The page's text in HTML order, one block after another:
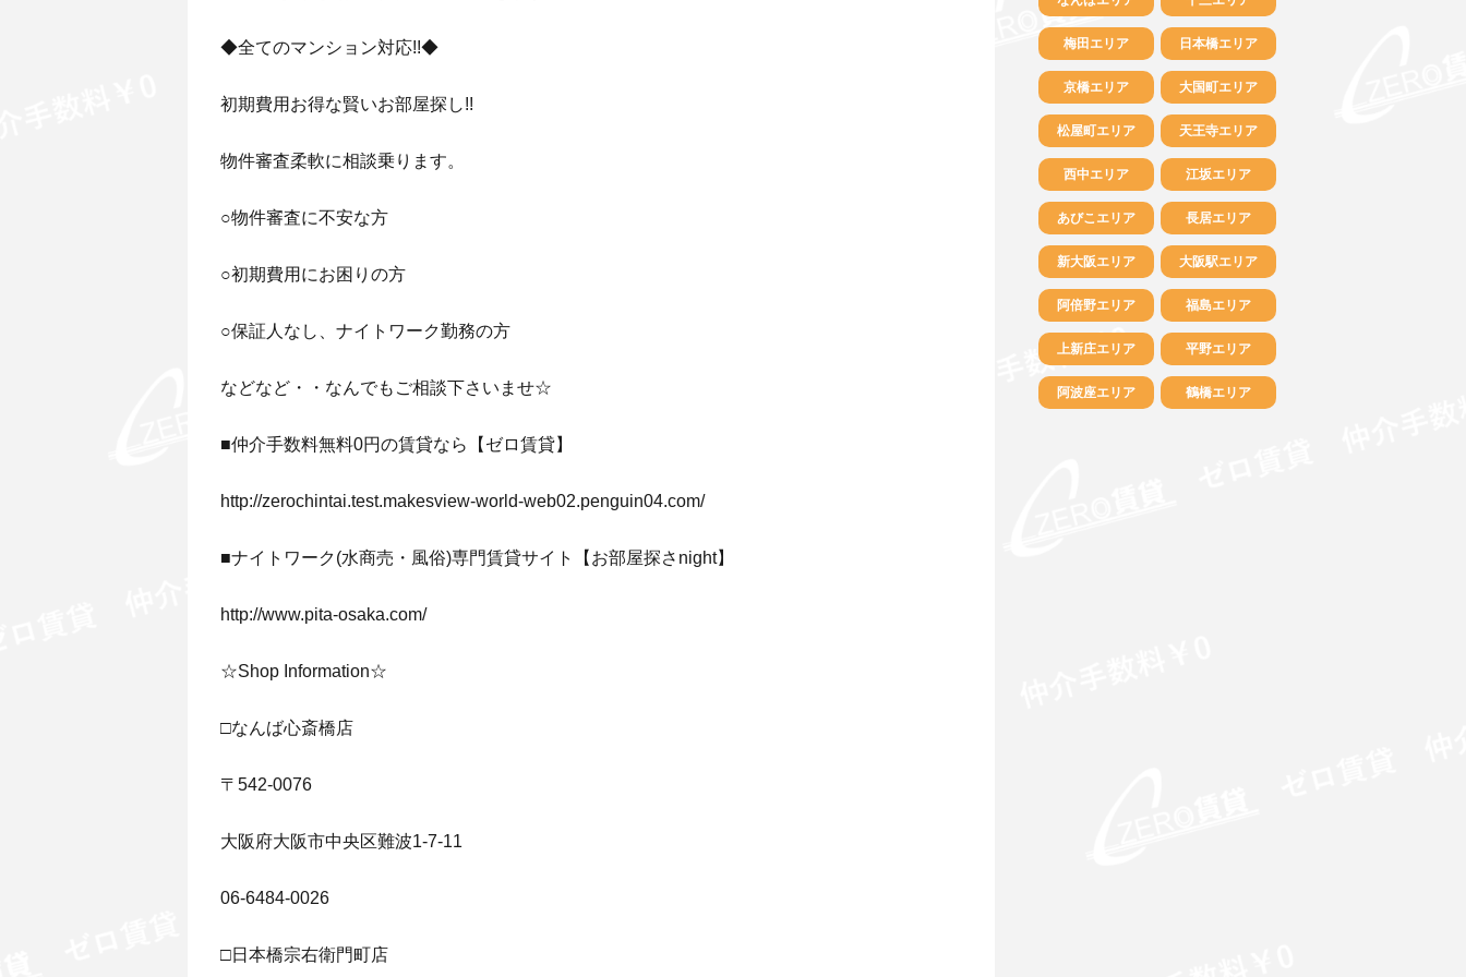
◆全てのマンション対応!!◆
初期費用お得な賢いお部屋探し!!
物件審査柔軟に相談乗ります。
○物件審査に不安な方
○初期費用にお困りの方
○保証人なし、ナイトワーク勤務の方
などなど・・なんでもご相談下さいませ☆
■仲介手数料無料0円の賃貸なら【ゼロ賃貸】
http://zerochintai.test.makesview-world-web02.penguin04.com/
■ナイトワーク(水商売・風俗)専門賃貸サイト【お部屋探さnight】
http://www.pita-osaka.com/
☆Shop Information☆
□なんば心斎橋店
〒542-0076
大阪府大阪市中央区難波1-7-11
06-6484-0026
□日本橋宗右衛門町店
梅田エリア 日本橋エリア
京橋エリア 大国町エリア
松屋町エリア 天王寺エリア
西中エリア 江坂エリア
あびこエリア 長居エリア
新大阪エリア 大阪駅エリア
阿倍野エリア 福島エリア
上新庄エリア 平野エリア
阿波座エリア 鶴橋エリア